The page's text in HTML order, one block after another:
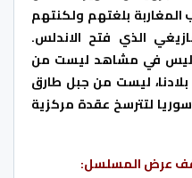
المغاربة بلغتهم ولكنتهم
الذي فتح الاندلس.
ليس في مشاهد ليست من
ليست من جبل طارق
لتترسخ عقدة مركزية
عرض المسلسل: